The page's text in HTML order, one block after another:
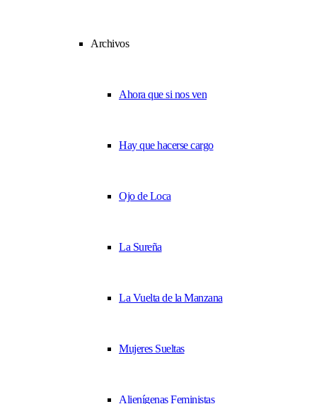
Archivos
Ahora que si nos ven
Hay que hacerse cargo
Ojo de Loca
La Sureña
La Vuelta de la Manzana
Mujeres Sueltas
Alienígenas Feministas